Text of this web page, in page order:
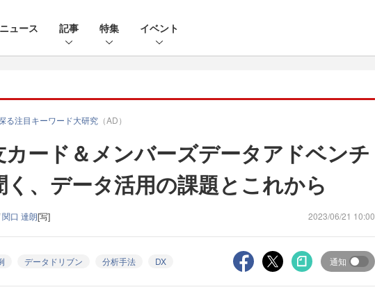
ニュース 記事 特集 イベント
る注目キーワード大研究 （AD）
カード＆メンバーズデータアドベンチ
く、データ活用の課題とこれから
関口 達朗[写] 2023/06/21 10:00
データドリブン 分析手法 DX 通知